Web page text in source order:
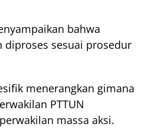
bahwa
diproses sesuai prosedur
menerangkan gimana
PTTUN
massa aksi.